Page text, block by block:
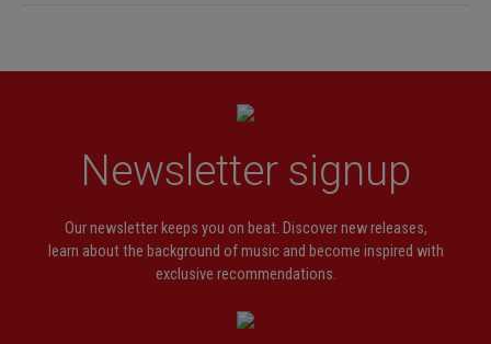
Newsletter signup
Our newsletter keeps you on beat. Discover new releases,
learn about the background of music and become inspired with
exclusive recommendations.